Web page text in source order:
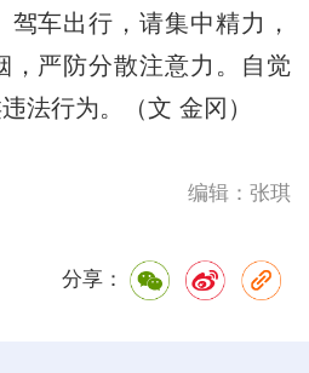
车出行，请集中精力，
，严防分散注意力。自觉
法行为。（文 金冈）
编辑：张琪
分享：